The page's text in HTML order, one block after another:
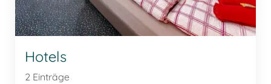
Hotels
2 Einträge